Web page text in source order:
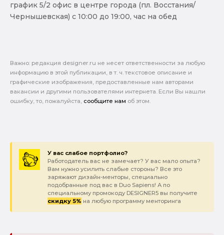
график 5/2 офис в центре города (пл. Восстания/
Чернышевская) с 10:00 до 19:00, час на обед
Важно: pедакция designer.ru не несет ответственности за любую
информацию в этой публикации, в т. ч. текстовое описание и
графические изображения, предоставленные нам авторами
вакансии и другими пользователями интернета. Если Вы нашли
ошибку, то, пожалуйста, сообщите нам об этом.
У вас слабое портфолио?
Работодатель вас не замечает? У вас мало опыта?
Вам нужно усилить слабые стороны? Все это
заряжают дизайн-менторы, специально
подобранные под вас в Duo Sapiens! А по
специальному промокоду DESIGNER5 вы получите
скидку 5% на любую программу менторинга